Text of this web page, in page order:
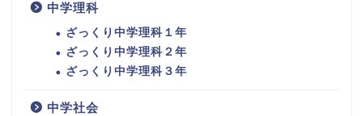
中学理科
ざっくり中学理科１年
ざっくり中学理科２年
ざっくり中学理科３年
中学社会